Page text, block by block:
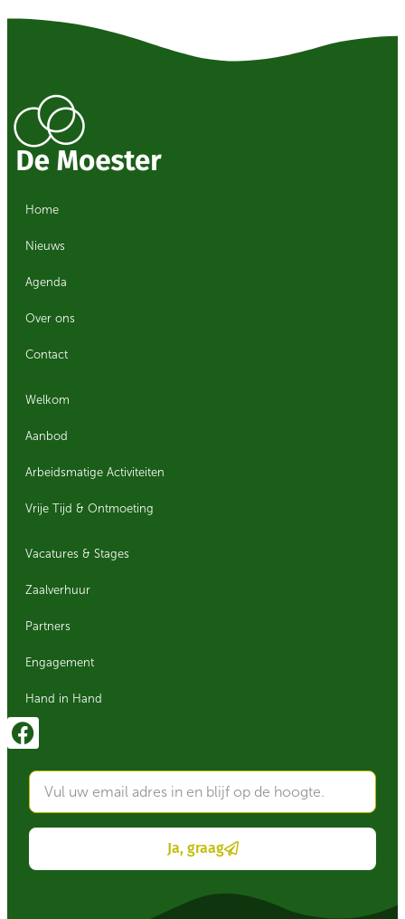
Home
Nieuws
Agenda
Over ons
Contact
Welkom
Aanbod
Arbeidsmatige Activiteiten
Vrije Tijd & Ontmoeting
Vacatures & Stages
Zaalverhuur
Partners
Engagement
Hand in Hand
Ja, graag